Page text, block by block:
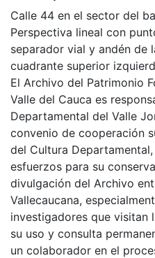
Calle 44 en el sector del
Perspectiva lineal con
separador vial y andén de
cuadrante superior
El Archivo del Patrimonio
Valle del Cauca es
Departamental del Valle
convenio de cooperación
del Cultura
esfuerzos para su
divulgación del Archivo
Vallecaucana,
investigadores que visitan
su uso y consulta
un colaborador en el